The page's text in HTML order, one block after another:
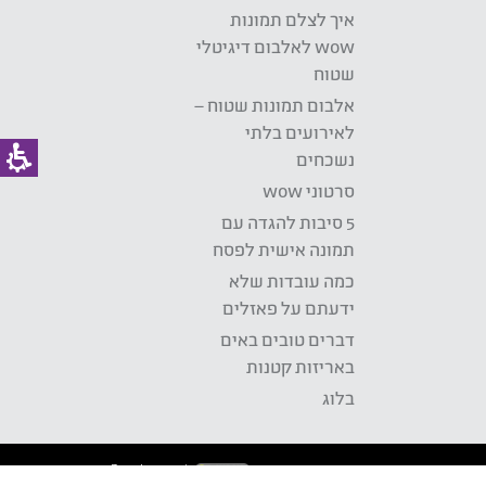
איך לצלם תמונות
wow לאלבום דיגיטלי
שטוח
אלבום תמונות שטוח –
לאירועים בלתי
נשכחים
סרטוני wow
5 סיבות להגדה עם
תמונה אישית לפסח
כמה עובדות שלא
ידעתם על פאזלים
דברים טובים באים
באריזות קטנות
בלוג
Development: